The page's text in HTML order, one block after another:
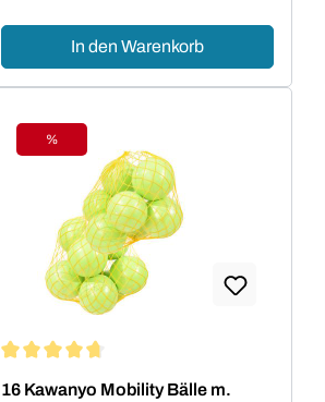
In den Warenkorb
Rabatt
%
16 Kawanyo Mobility Bälle m.